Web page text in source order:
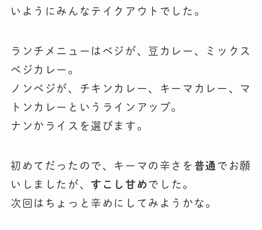
いようにみんなテイクアウトでした。
ランチメニューはベジが、豆カレー、ミックス
ベジカレー。
ノンベジが、チキンカレー、キーマカレー、マ
トンカレーというラインアップ。
ナンかライスを選びます。
初めてだったので、キーマの辛さを 普通 でお願
いしましたが、 すこし甘めでした。
次回はちょっと辛めにしてみようかな。